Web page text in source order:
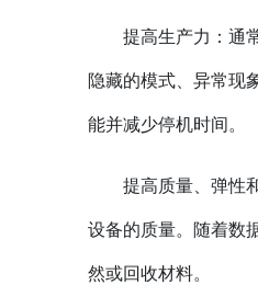
提高生产力：通
隐藏的模式、异常现
能并减少停机时间。
提高质量、弹性
设备的质量。随着数
然或回收材料。